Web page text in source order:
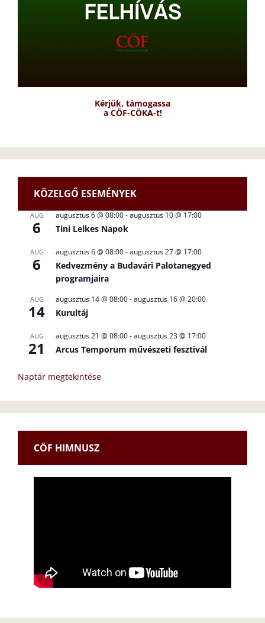
Kérjük, támogassa
a CÖF-CÖKA-t!
KÖZELGŐ ESEMÉNYEK
AUG
6
augusztus 6 @ 08:00-augusztus 10 @ 17:00
Tini Lelkes Napok
AUG
6
augusztus 6 @ 08:00-augusztus 27 @ 17:00
Kedvezmény a Budavári Palotanegyed
programjaira
AUG
14
augusztus 14 @ 08:00-augusztus 16 @ 20:00
Kurultáj
AUG
21
augusztus 21 @ 08:00-augusztus 23 @ 17:00
Arcus Temporum művészeti fesztivál
Naptár megtekintése
CÖF HIMNUSZ